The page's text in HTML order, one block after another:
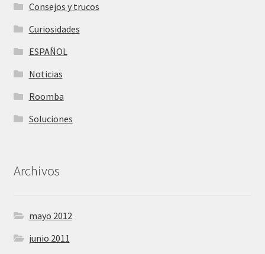
Consejos y trucos
Curiosidades
ESPAÑOL
Noticias
Roomba
Soluciones
Archivos
mayo 2012
junio 2011